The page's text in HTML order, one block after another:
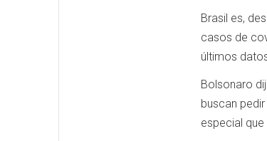
Brasil es,
casos de
últimos
Bolsonaro
buscan
especial